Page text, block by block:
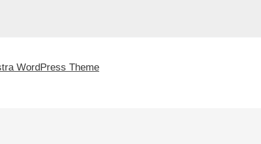
WordPress Theme